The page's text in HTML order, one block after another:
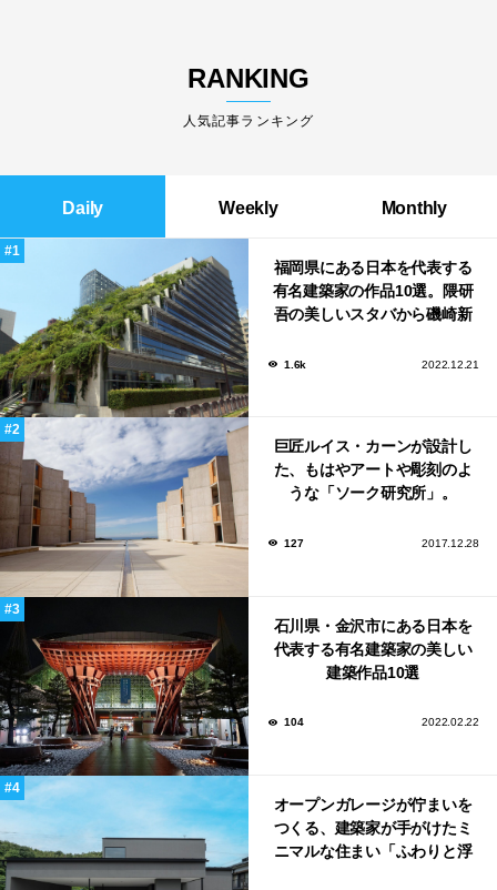
RANKING
人気記事ランキング
Daily Weekly Monthly
福岡県にある日本を代表する
有名建築家の作品10選。隈研
吾の美しいスタバから磯崎新
1.6k 2022.12.21
巨匠ルイス・カーンが設計し
た、もはやアートや彫刻のよ
うな「ソーク研究所」。
127 2017.12.28
石川県・金沢市にある日本を
代表する有名建築家の美しい
建築作品10選
104 2022.02.22
オープンガレージが佇まいを
つくる、建築家が手がけたミ
ニマルな住まい「ふわりと浮